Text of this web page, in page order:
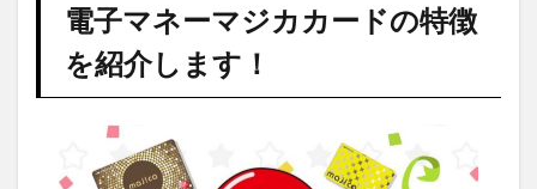
ドの
特徴
を紹
介し
ま
電子マネーマジカカードの特徴
を紹介します！